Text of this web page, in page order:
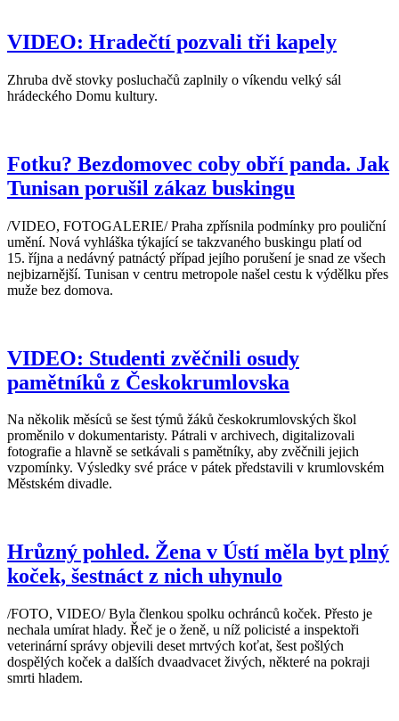
VIDEO: Hradečtí pozvali tři kapely
Zhruba dvě stovky posluchačů zaplnily o víkendu velký sál
hrádeckého Domu kultury.
Fotku? Bezdomovec coby obří panda. Jak
Tunisan porušil zákaz buskingu
/VIDEO, FOTOGALERIE/ Praha zpřísnila podmínky pro pouliční
umění. Nová vyhláška týkající se takzvaného buskingu platí od
15. října a nedávný patnáctý případ jejího porušení je snad ze všech
nejbizarnější. Tunisan v centru metropole našel cestu k výdělku přes
muže bez domova.
VIDEO: Studenti zvěčnili osudy
pamětníků z Českokrumlovska
Na několik měsíců se šest týmů žáků českokrumlovských škol
proměnilo v dokumentaristy. Pátrali v archivech, digitalizovali
fotografie a hlavně se setkávali s pamětníky, aby zvěčnili jejich
vzpomínky. Výsledky své práce v pátek představili v krumlovském
Městském divadle.
Hrůzný pohled. Žena v Ústí měla byt plný
koček, šestnáct z nich uhynulo
/FOTO, VIDEO/ Byla členkou spolku ochránců koček. Přesto je
nechala umírat hlady. Řeč je o ženě, u níž policisté a inspektoři
veterinární správy objevili deset mrtvých koťat, šest pošlých
dospělých koček a dalších dvaadvacet živých, některé na pokraji
smrti hladem.